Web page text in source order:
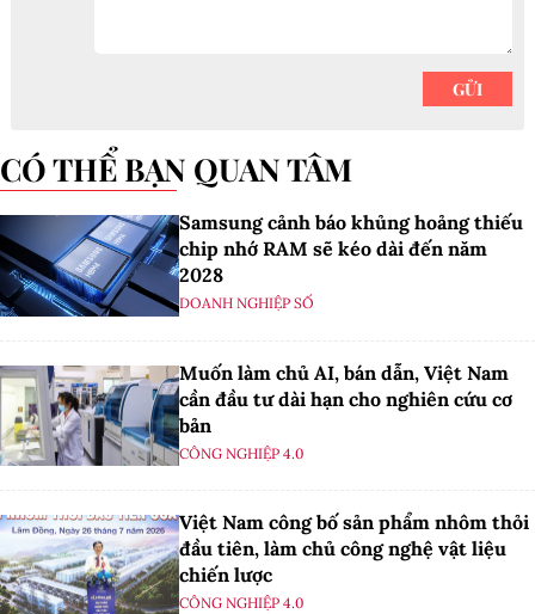
CÓ THỂ BẠN QUAN TÂM
Samsung cảnh báo khủng hoảng thiếu
chip nhớ RAM sẽ kéo dài đến năm
2028
DOANH NGHIỆP SỐ
Muốn làm chủ AI, bán dẫn, Việt Nam
cần đầu tư dài hạn cho nghiên cứu cơ
bản
CÔNG NGHIỆP 4.0
Việt Nam công bố sản phẩm nhôm thỏi
đầu tiên, làm chủ công nghệ vật liệu
chiến lược
CÔNG NGHIỆP 4.0